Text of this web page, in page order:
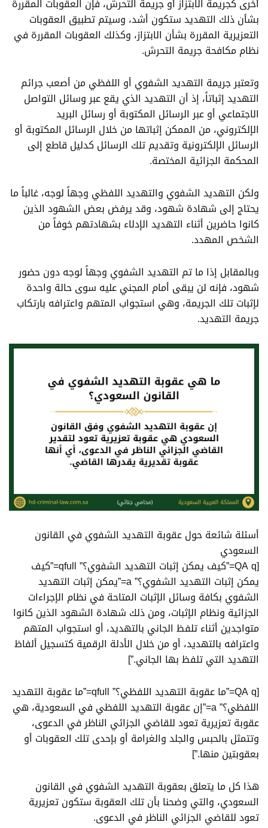
أخرى كجريمة الابتزاز أو جريمة التحرش، فإن العقوبات المقررة
بشأن ذلك التهديد ستكون أشد، وسيتم تطبيق العقوبات
التعزيرية المقررة بشأن الابتزاز، وكذلك العقوبات المقررة في
نظام مكافحة جريمة التحرش.
وتعتبر جريمة التهديد الشفوي أو اللفظي من أصعب جرائم
التهديد إثباتاً، إذ أن التهديد الذي يقع عبر وسائل التواصل
الاجتماعي أو عبر الرسائل المكتوبة أو رسائل البريد
الإلكتروني، من الممكن إثباتها من خلال الرسائل المكتوبة أو
الرسائل الإلكترونية وتقديم تلك الرسائل كدليل قاطع إلى
المحكمة الجزائية المختصة.
ولكن التهديد الشفوي والتهديد اللفظي وجهاً لوجه، غالباً ما
يحتاج إلى شهادة شهود، وقد يرفض بعض الشهود الذين
كانوا حاضرين أثناء التهديد الإدلاء بشهادتهم خوفاً من
الشخص المهدد.
وبالمقابل إذا ما تم التهديد الشفوي وجهاً لوجه دون حضور
شهود، فإنه لن يبقى أمام المجني عليه سوى حالة واحدة
لإثبات تلك الجريمة، وهي استجواب المتهم واعترافه بارتكاب
جريمة التهديد.
أسئلة شائعة حول عقوبة التهديد الشفوي في القانون
السعودي
[QA q=”كيف يمكن إثبات التهديد الشفوي؟” qfull=”كيف
يمكن إثبات التهديد الشفوي؟” a=”يمكن إثبات التهديد
الشفوي بكافة وسائل الإثبات المتاحة في نظام الإجراءات
الجزائية ونظام الإثبات، ومن ذلك شهادة الشهود الذين كانوا
متواجدين أثناء تلفظ الجاني بالتهديد، أو استجواب المتهم
واعترافه بالتهديد، أو من خلال الأدلة الرقمية كتسجيل ألفاظ
التهديد التي تلفظ بها الجاني.”]
[QA q=”ما عقوبة التهديد اللفظي؟” qfull=”ما عقوبة التهديد
اللفظي؟” a=”إن عقوبة التهديد اللفظي في السعودية، هي
عقوبة تعزيرية تعود للقاضي الجزائي الناظر في الدعوى،
وتتمثل بالحبس والجلد والغرامة أو بإحدى تلك العقوبات أو
بعقوبتين منها.”]
هذا كل ما يتعلق بعقوبة التهديد الشفوي في القانون
السعودي، والتي وضحنا بأن تلك العقوبة ستكون تعزيرية
تعود للقاضي الجزائي الناظر في الدعوى.